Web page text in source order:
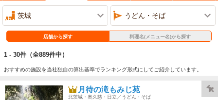
茨城 うどん・そば
店舗から探す 料理名(メニュー名)から探す
1 - 30件 （全889件中）
おすすめの施設を当社独自の算出基準でランキング形式にしてご紹介しています。
月待の滝もみじ苑
北茨城・奥久慈・日立／うどん・そば